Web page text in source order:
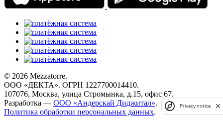
© 2026 Mezzatorre.
ООО «ДЕКТА». ОГРН 1227700014410.
107076, Москва, улица Стромынка, д.15, офис 67.
Разработка — ООО «Андерскай Диджитал».
Политика обработки персональных данных.
Privacy notice